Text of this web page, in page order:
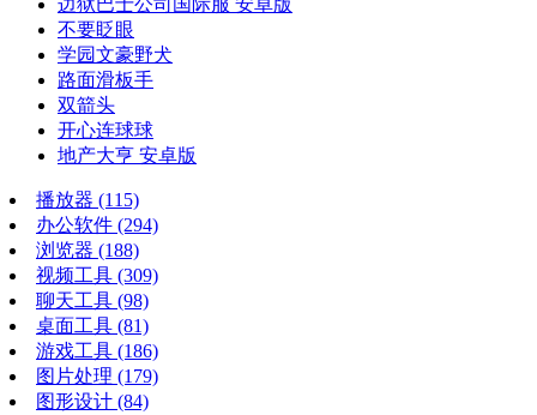
边狱巴士公司国际服 安卓版
不要眨眼
学园文豪野犬
路面滑板手
双箭头
开心连球球
地产大亨 安卓版
播放器 (115)
办公软件 (294)
浏览器 (188)
视频工具 (309)
聊天工具 (98)
桌面工具 (81)
游戏工具 (186)
图片处理 (179)
图形设计 (84)